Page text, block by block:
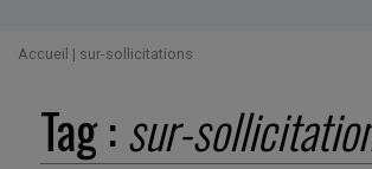
Accueil | sur-sollicitations
Tag :sur-